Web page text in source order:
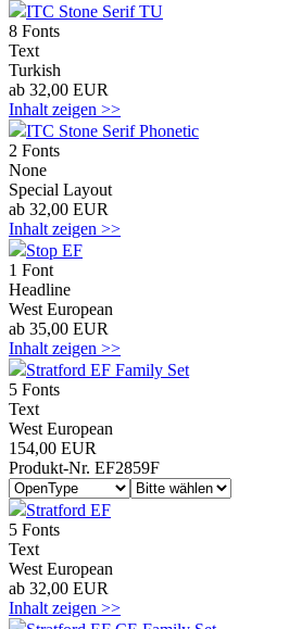
ITC Stone Serif TU
8 Fonts
Text
Turkish
ab 32,00 EUR
Inhalt zeigen >>
ITC Stone Serif Phonetic
2 Fonts
None
Special Layout
ab 32,00 EUR
Inhalt zeigen >>
Stop EF
1 Font
Headline
West European
ab 35,00 EUR
Inhalt zeigen >>
Stratford EF Family Set
5 Fonts
Text
West European
154,00 EUR
Produkt-Nr. EF2859F
Stratford EF
5 Fonts
Text
West European
ab 32,00 EUR
Inhalt zeigen >>